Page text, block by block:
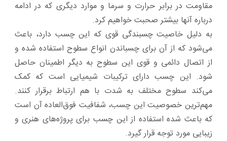
مقاومت در برابر حرارت و سرما و موارد دیگری که در ادامه
درباره آنها بیشتر صحبت خواهیم کرد.
به دلیل خاصیت چسبندگی قوی که این چسب دارد، باعث
می‌شود که از آن برای چسباندن انواع سطوح استفاده شده و
از اتصال دائمی و قوی این سطوح به دیگر اطمینان حاصل
شود. این چسب دارای ترکیبات شیمیایی است که کمک
می‌کند سطوح مختلف به شدت با هم ارتباط برقرار کنند.
مهم‌ترین خصوصیت این چسب، شفافیت فوق‌العاده آن است
که باعث شده استفاده از این چسب برای پروژه‌های هنری و
زیبایی مورد توجه قرار گیرد.